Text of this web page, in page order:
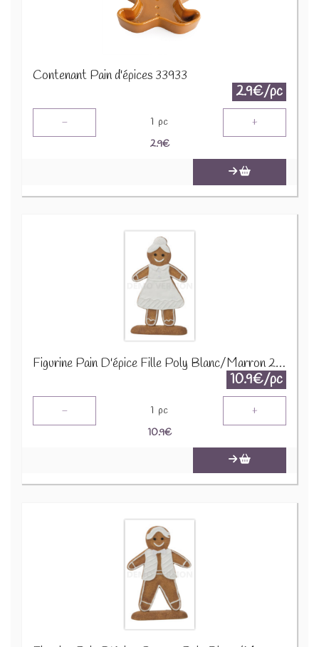
Contenant Pain d'épices 33933
2.9€/pc
- 1 pc +
2.9€
Figurine Pain D'épice Fille Poly Blanc/Marron 26600
10.9€/pc
- 1 pc +
10.9€